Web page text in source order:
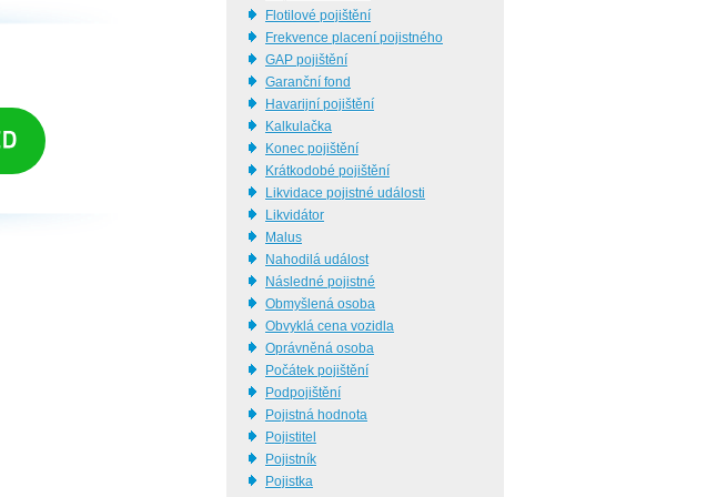
Flotilové pojištění
Frekvence placení pojistného
GAP pojištění
Garanční fond
Havarijní pojištění
Kalkulačka
Konec pojištění
Krátkodobé pojištění
Likvidace pojistné události
Likvidátor
Malus
Nahodilá událost
Následné pojistné
Obmyšlená osoba
Obvyklá cena vozidla
Oprávněná osoba
Počátek pojištění
Podpojištění
Pojistná hodnota
Pojistitel
Pojistník
Pojistka